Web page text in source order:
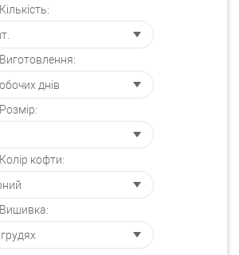
Кількість:
Виготовлення:
Розмір:
Колір кофти:
Вишивка: